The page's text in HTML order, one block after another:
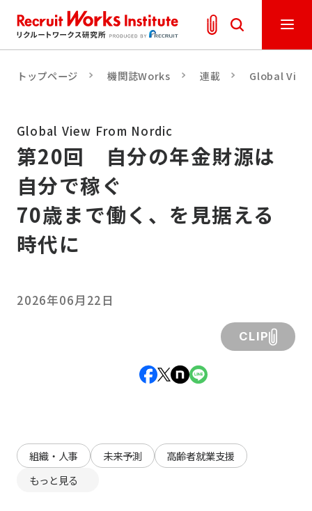
トップページ 機関誌Works 連載 Global
Global View From Nordic
第20回 自分の年金財源は
自分で稼ぐ
70歳まで働く、を見据える
時代に
2026年06月22日
CLIP
組織・人事 未来予測
高齢者就業支援
もっと見る